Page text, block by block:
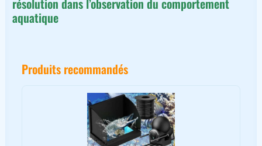
aquatique
Produits recommandés